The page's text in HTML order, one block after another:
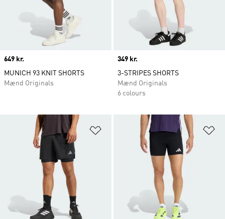
Price
649 kr.
MUNICH 93 KNIT SHORTS
Mænd Originals
Price
349 kr.
3-STRIPES SHORTS
Mænd Originals
6 colours
Føj til ønskeliste